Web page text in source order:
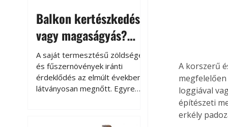
Balkon kertészkedés
vagy magaságyás?
Helytakarékos
kertészkedés
A saját termesztésű zöldségek
és fűszernövények iránti
érdeklődés az elmúlt években
látványosan megnőtt. Egyre
A korszerű
loggiával
építészeti
erkély